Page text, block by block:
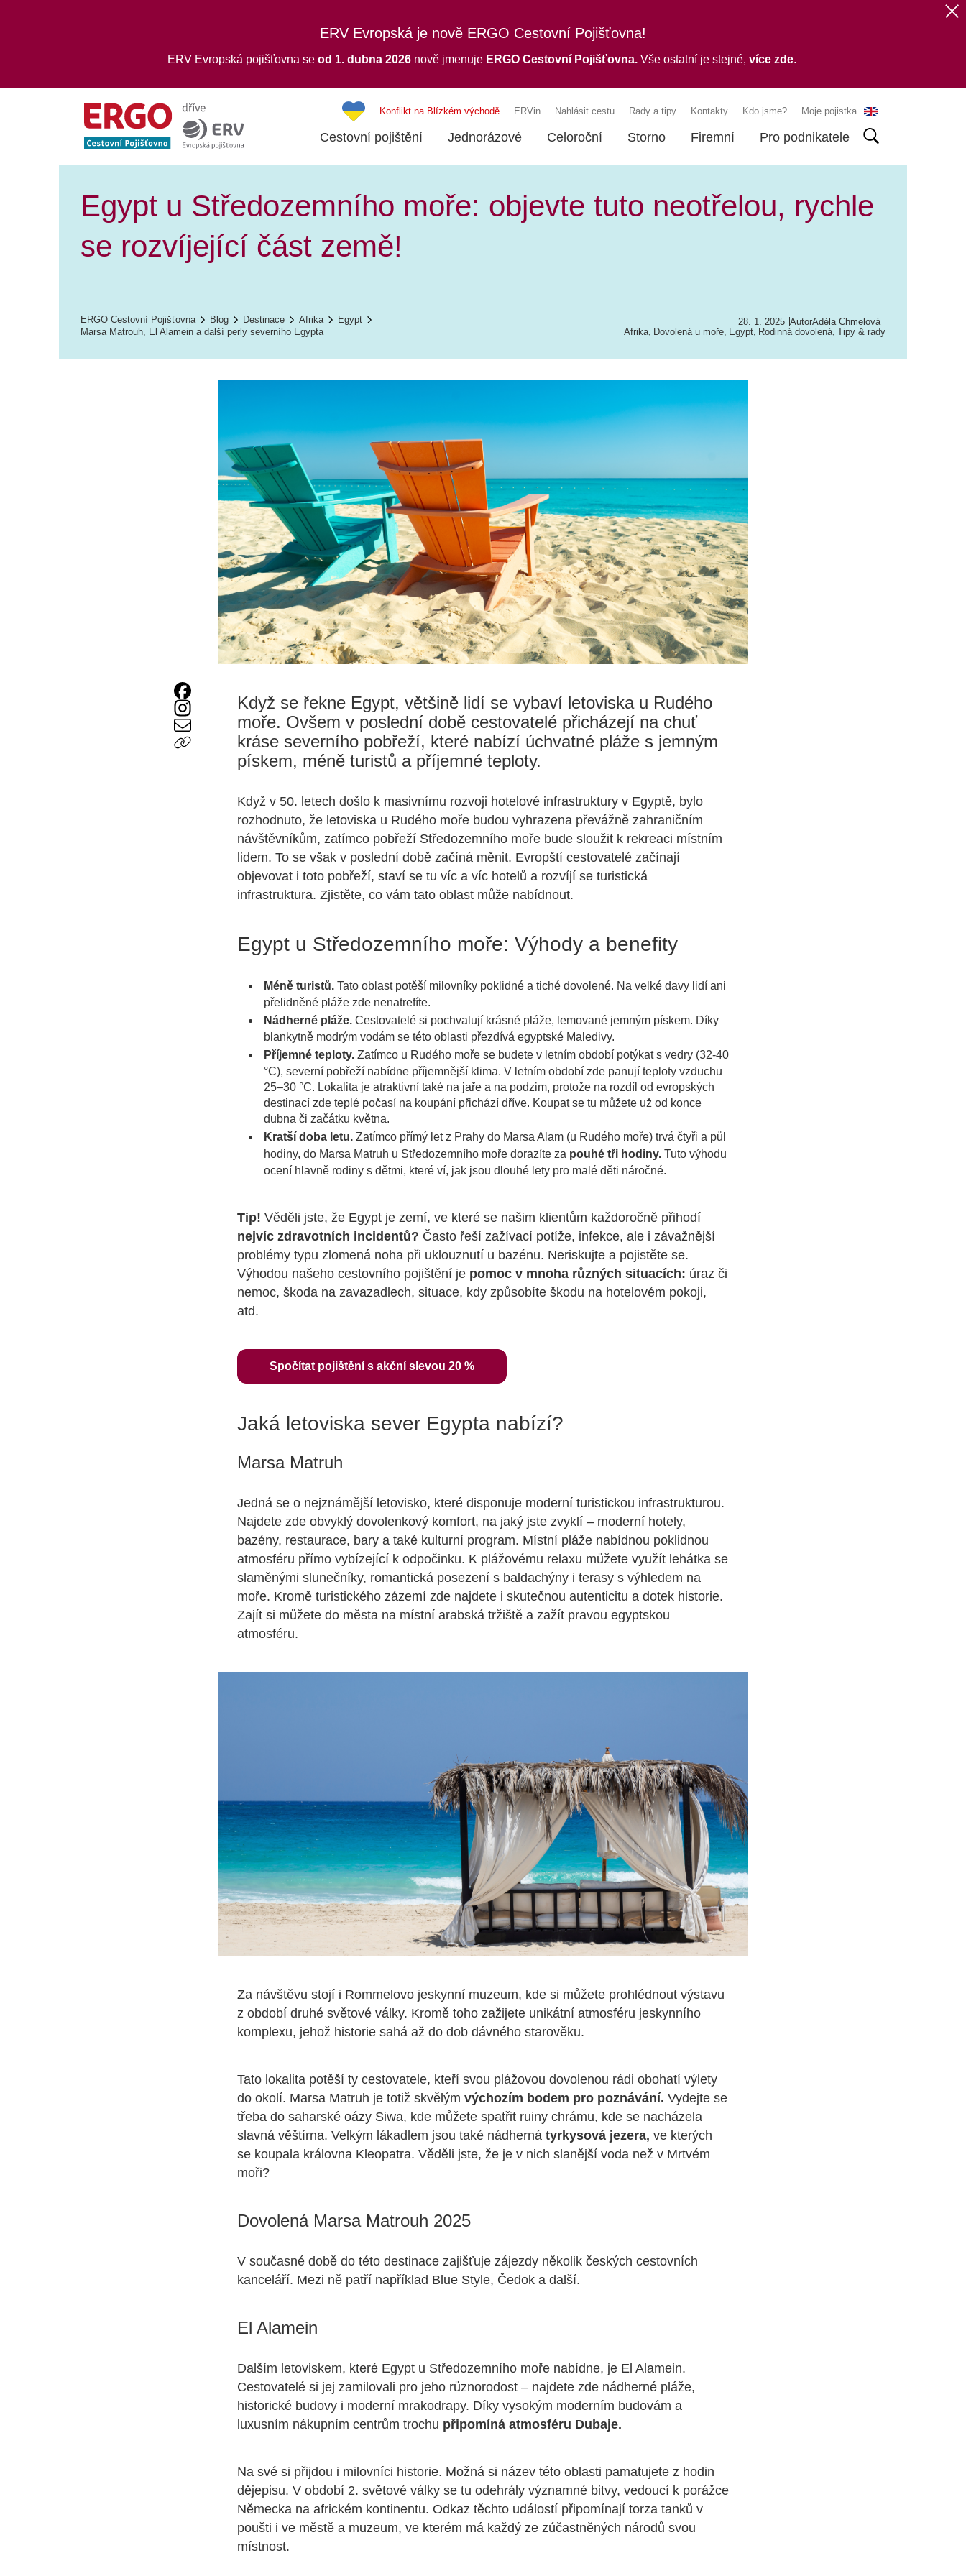
ERV Evropská je nově ERGO Cestovní Pojišťovna!
ERV Evropská pojišťovna se od 1. dubna 2026 nově jmenuje ERGO Cestovní Pojišťovna.Vše ostatní je stejné, více zde.
Konflikt na Blízkém východě ERVin Nahlásit cestu Rady a tipy Kontakty Kdo jsme? Moje pojistka
Cestovní pojištění Jednorázové Celoroční Storno Firemní Pro podnikatele
Egypt u Středozemního moře: objevte tuto neotřelou, rychle
se rozvíjející část země!
ERGO Cestovní Pojišťovna Blog Destinace Afrika
Egypt
Marsa Matrouh, El Alamein a další perly severního Egypta
28. 1. 2025 AutorAdéla Chmelová
Afrika, Dovolená u moře, Egypt, Rodinná dovolená, Tipy & rady
Když se řekne Egypt, většině lidí se vybaví letoviska u Rudého
moře. Ovšem v poslední době cestovatelé přicházejí na chuť
kráse severního pobřeží, které nabízí úchvatné pláže s jemným
pískem, méně turistů a příjemné teploty.
Když v 50. letech došlo k masivnímu rozvoji hotelové infrastruktury v Egyptě, bylo
rozhodnuto, že letoviska u Rudého moře budou vyhrazena převážně zahraničním
návštěvníkům, zatímco pobřeží Středozemního moře bude sloužit k rekreaci místním
lidem. To se však v poslední době začíná měnit. Evropští cestovatelé začínají
objevovat i toto pobřeží, staví se tu víc a víc hotelů a rozvíjí se turistická
infrastruktura. Zjistěte, co vám tato oblast může nabídnout.
Egypt u Středozemního moře: Výhody a benefity
Méně turistů. Tato oblast potěší milovníky poklidné a tiché dovolené. Na velké davy lidí ani
přelidněné pláže zde nenatrefíte.
Nádherné pláže. Cestovatelé si pochvalují krásné pláže, lemované jemným pískem. Díky
blankytně modrým vodám se této oblasti přezdívá egyptské Maledivy.
Příjemné teploty. Zatímco u Rudého moře se budete v letním období potýkat s vedry (32-40
°C), severní pobřeží nabídne příjemnější klima. V letním období zde panují teploty vzduchu
25–30 °C. Lokalita je atraktivní také na jaře a na podzim, protože na rozdíl od evropských
destinací zde teplé počasí na koupání přichází dříve. Koupat se tu můžete už od konce
dubna či začátku května.
Kratší doba letu. Zatímco přímý let z Prahy do Marsa Alam (u Rudého moře) trvá čtyři a půl
hodiny, do Marsa Matruh u Středozemního moře dorazíte za pouhé tři hodiny. Tuto výhodu
ocení hlavně rodiny s dětmi, které ví, jak jsou dlouhé lety pro malé děti náročné.
Tip! Věděli jste, že Egypt je zemí, ve které se našim klientům každoročně přihodí
nejvíc zdravotních incidentů? Často řeší zažívací potíže, infekce, ale i závažnější
problémy typu zlomená noha při uklouznutí u bazénu. Neriskujte a pojistěte se.
Výhodou našeho cestovního pojištění je pomoc v mnoha různých situacích: úraz či
nemoc, škoda na zavazadlech, situace, kdy způsobíte škodu na hotelovém pokoji,
atd.
Spočítat pojištění s akční slevou 20 %
Jaká letoviska sever Egypta nabízí?
Marsa Matruh
Jedná se o nejznámější letovisko, které disponuje moderní turistickou infrastrukturou.
Najdete zde obvyklý dovolenkový komfort, na jaký jste zvyklí – moderní hotely,
bazény, restaurace, bary a také kulturní program. Místní pláže nabídnou poklidnou
atmosféru přímo vybízející k odpočinku. K plážovému relaxu můžete využít lehátka se
slaměnými slunečníky, romantická posezení s baldachýny i terasy s výhledem na
moře. Kromě turistického zázemí zde najdete i skutečnou autenticitu a dotek historie.
Zajít si můžete do města na místní arabská tržiště a zažít pravou egyptskou
atmosféru.
Za návštěvu stojí i Rommelovo jeskynní muzeum, kde si můžete prohlédnout výstavu
z období druhé světové války. Kromě toho zažijete unikátní atmosféru jeskynního
komplexu, jehož historie sahá až do dob dávného starověku.
Tato lokalita potěší ty cestovatele, kteří svou plážovou dovolenou rádi obohatí výlety
do okolí. Marsa Matruh je totiž skvělým výchozím bodem pro poznávání. Vydejte se
třeba do saharské oázy Siwa, kde můžete spatřit ruiny chrámu, kde se nacházela
slavná věštírna. Velkým lákadlem jsou také nádherná tyrkysová jezera, ve kterých
se koupala královna Kleopatra. Věděli jste, že je v nich slanější voda než v Mrtvém
moři?
Dovolená Marsa Matrouh 2025
V současné době do této destinace zajišťuje zájezdy několik českých cestovních
kanceláří. Mezi ně patří například Blue Style, Čedok a další.
El Alamein
Dalším letoviskem, které Egypt u Středozemního moře nabídne, je El Alamein.
Cestovatelé si jej zamilovali pro jeho různorodost – najdete zde nádherné pláže,
historické budovy i moderní mrakodrapy. Díky vysokým moderním budovám a
luxusním nákupním centrům trochu připomíná atmosféru Dubaje.
Na své si přijdou i milovníci historie. Možná si název této oblasti pamatujete z hodin
dějepisu. V období 2. světové války se tu odehrály významné bitvy, vedoucí k porážce
Německa na africkém kontinentu. Odkaz těchto událostí připomínají torza tanků v
poušti i ve městě a muzeum, ve kterém má každý ze zúčastněných národů svou
místnost.